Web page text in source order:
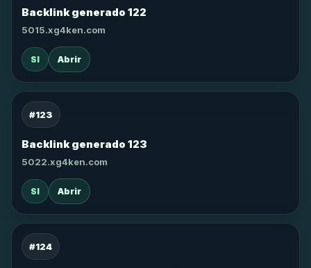
Backlink generado 122
5015.xg4ken.com
SI Abrir
#123
Backlink generado 123
5022.xg4ken.com
SI Abrir
#124